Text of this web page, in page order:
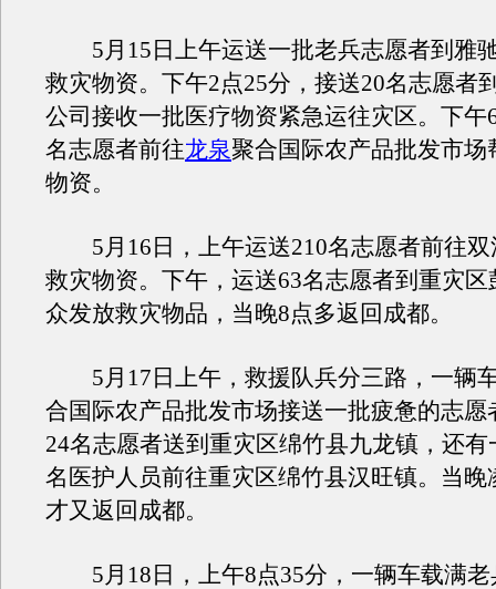
5月15日上午运送一批老兵志愿者到雅
救灾物资。下午2点25分，接送20名志愿者
公司接收一批医疗物资紧急运往灾区。下午
名志愿者前往龙泉聚合国际农产品批发市场
物资。
5月16日，上午运送210名志愿者前往双
救灾物资。下午，运送63名志愿者到重灾
众发放救灾物品，当晚8点多返回成都。
5月17日上午，救援队兵分三路，一辆
合国际农产品批发市场接送一批疲惫的志愿
24名志愿者送到重灾区绵竹县九龙镇，还有
名医护人员前往重灾区绵竹县汉旺镇。当晚
才又返回成都。
5月18日，上午8点35分，一辆车载满老